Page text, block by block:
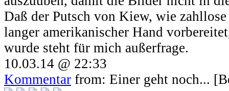
Daß der Putsch von Kiew, wie
langer amerikanischer Hand
wurde steht für mich außerfrage.
10.03.14 @ 22:33
Kommentar from: Einer geht noch...